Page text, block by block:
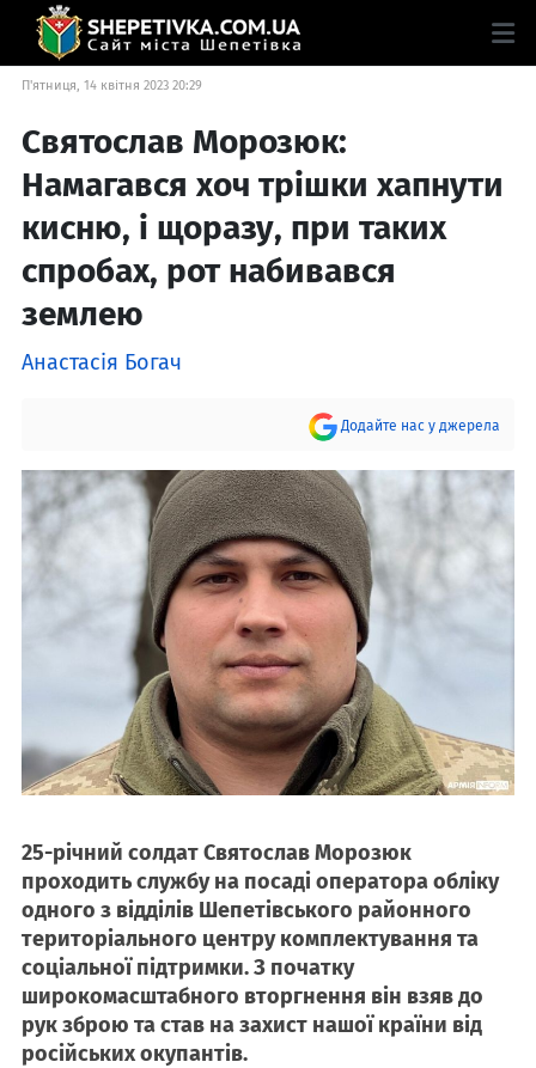
П'ятниця, 14 квітня 2023 20:29
Святослав Морозюк:
Намагався хоч трішки хапнути
кисню, і щоразу, при таких
спробах, рот набивався
землею
Анастасія Богач
Додайте нас у джерела
25-річний солдат Святослав Морозюк
проходить службу на посаді оператора обліку
одного з відділів Шепетівського районного
територіального центру комплектування та
соціальної підтримки. З початку
широкомасштабного вторгнення він взяв до
рук зброю та став на захист нашої країни від
російських окупантів.